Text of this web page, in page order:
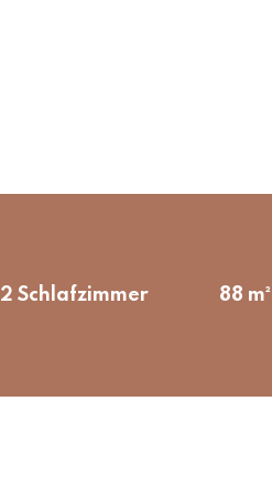
2 Schlafzimmer 88 m²